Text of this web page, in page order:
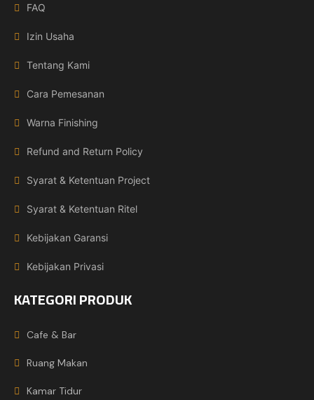
FAQ
Izin Usaha
Tentang Kami
Cara Pemesanan
Warna Finishing
Refund and Return Policy
Syarat & Ketentuan Project
Syarat & Ketentuan Ritel
Kebijakan Garansi
Kebijakan Privasi
KATEGORI PRODUK
Cafe & Bar
Ruang Makan
Kamar Tidur